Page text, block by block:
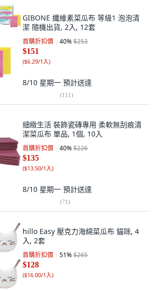
GIBONE 纖維素菜瓜布 等級1 泡泡清
潔 隨機出貨, 2入, 12套
首購折扣價 40%$253
$151
($6.29/1入)
8/10 星期一 預計送達
(111)
細緻生活 裝飾瓷磚專用 柔軟無刮痕清
潔菜瓜布 單品, 1個, 10入
首購折扣價 40%$226
$135
($13.50/1入)
8/10 星期一 預計送達
(71)
hillo Easy 壓克力海綿菜瓜布 貓咪, 4
入, 2套
首購折扣價 51%$265
$128
($16.00/1入)